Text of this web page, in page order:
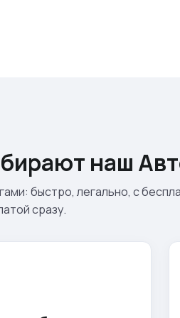
наш
быстро, легально, с
сразу.